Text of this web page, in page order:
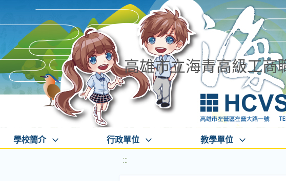
高雄市立海青高級工商
學校簡介 行政單位 教學單位
:::